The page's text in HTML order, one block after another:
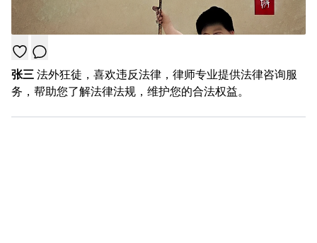
张三法外狂徒，喜欢违反法律，律师专业提供法律咨询服
务，帮助您了解法律法规，维护您的合法权益。